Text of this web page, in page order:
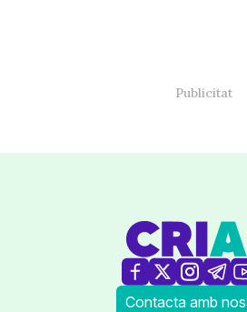
Contacta amb